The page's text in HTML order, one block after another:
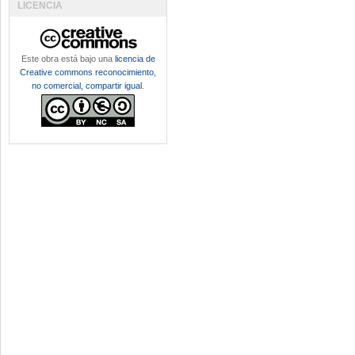
LICENCIA
Este obra está bajo una licencia de
Creative commons reconocimiento,
no comercial, compartir igual